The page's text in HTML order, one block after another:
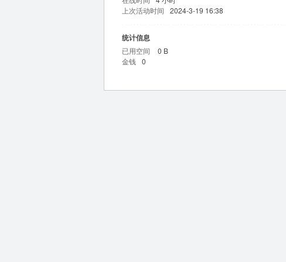
上次活动时间
2024-3-19 16:38
统计信息
已用空间 0 B
金钱 0